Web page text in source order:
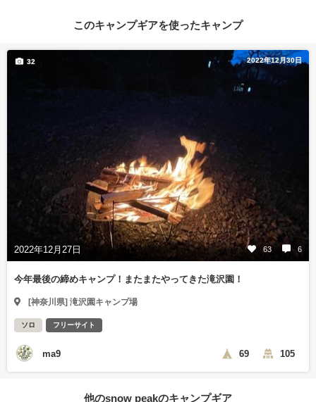
このキャンプギアを使ったキャンプ
2022年12月30日
2022年12月27日 63 6
32
今年最後の締めキャンプ！またまたやってきた滝沢園！
[神奈川県] 滝沢園キャンプ場
ソロ フリーサイト
ma9 69 105
他のsnow peakのキャンプギア